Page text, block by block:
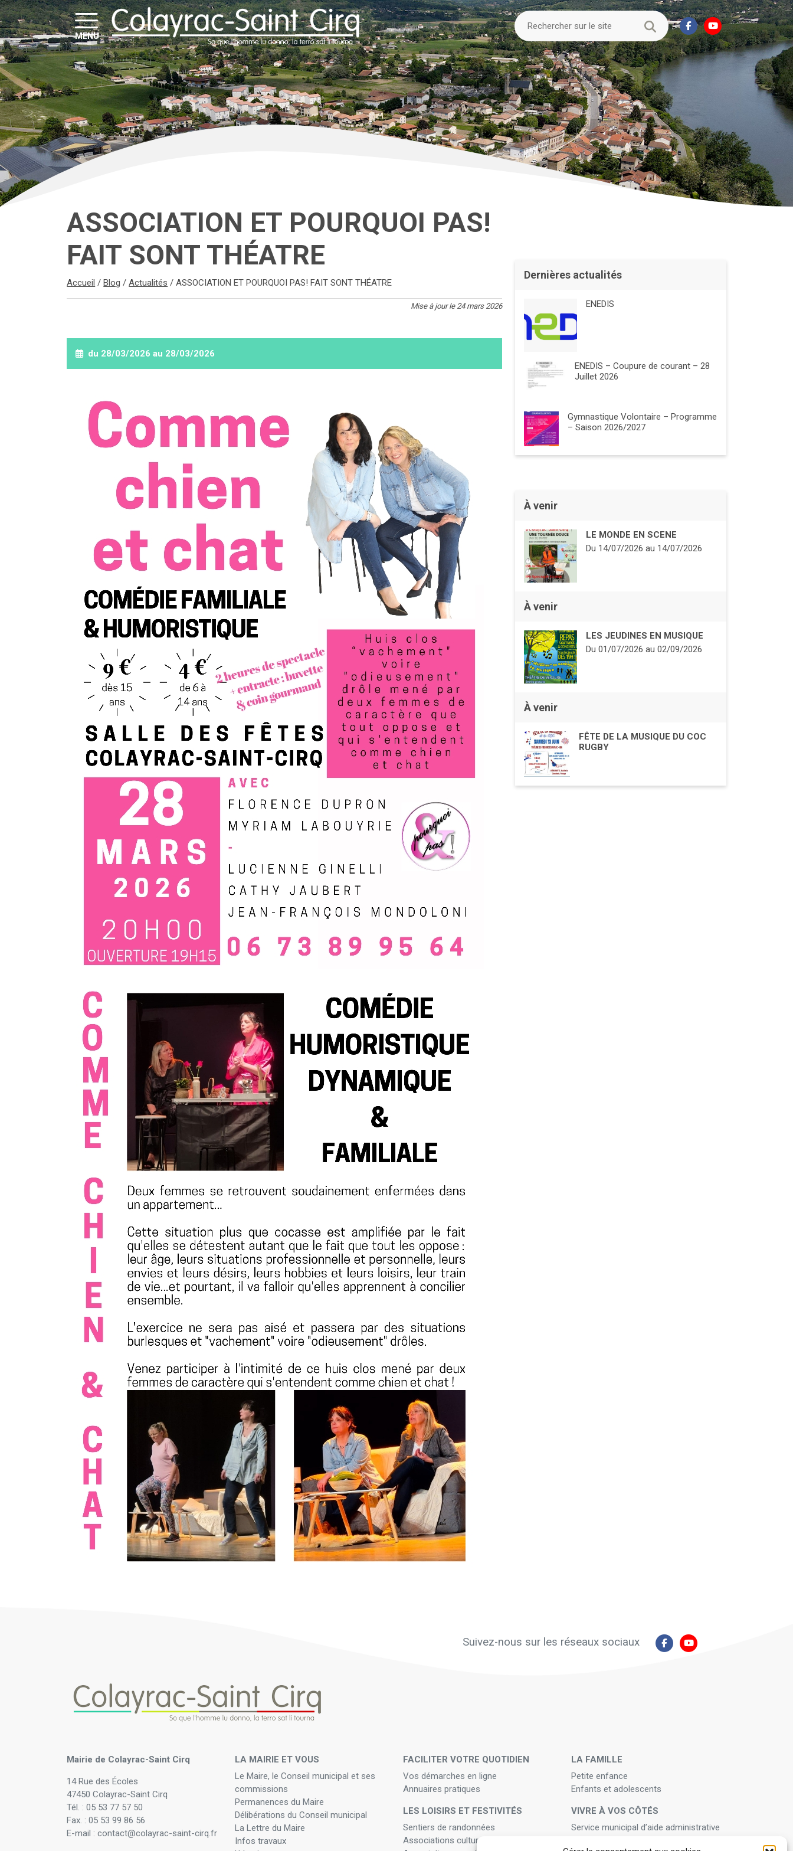
MENU
ASSOCIATION ET POURQUOI PAS!
FAIT SONT THÉATRE
Accueil /Blog /Actualités /ASSOCIATION ET POURQUOI PAS! FAIT SONT THÉATRE
Mise à jour le 24 mars 2026
du 28/03/2026 au 28/03/2026
Dernières actualités
ENEDIS
ENEDIS – Coupure de courant – 28
Juillet 2026
Gymnastique Volontaire – Programme
– Saison 2026/2027
À venir
LE MONDE EN SCENE
Du 14/07/2026au 14/07/2026
À venir
LES JEUDINES EN MUSIQUE
Du 01/07/2026au 02/09/2026
À venir
FÊTE DE LA MUSIQUE DU COC
RUGBY
Suivez-nous sur les réseaux sociaux
Mairie de Colayrac-Saint Cirq
14 Rue des Écoles
47450 Colayrac-Saint Cirq
Tél. : 05 53 77 57 50
Fax. : 05 53 99 86 56
E-mail : contact@colayrac-saint-cirq.fr
LA MAIRIE ET VOUS
Le Maire, le Conseil municipal et ses
commissions
Permanences du Maire
Délibérations du Conseil municipal
La Lettre du Maire
Infos travaux
FACILITER VOTRE QUOTIDIEN
Vos démarches en ligne
Annuaires pratiques
LES LOISIRS ET FESTIVITÉS
Sentiers de randonnées
Associations culturelles
LA FAMILLE
Petite enfance
Enfants et adolescents
VIVRE À VOS CÔTÉS
Service municipal d’aide administrative